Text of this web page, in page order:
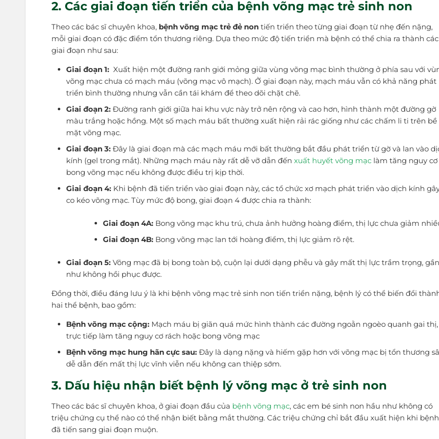
2. Các giai đoạn tiến triển của bệnh võng mạc trẻ sinh non
Theo các bác sĩ chuyên khoa, bệnh võng mạc trẻ đẻ non tiến triển theo từng giai đoạn từ nhẹ đến nặng,
mỗi giai đoạn có đặc điểm tổn thương riêng. Dựa theo mức độ tiến triển mà bệnh có thể chia ra thành các
giai đoạn như sau:
Giai đoạn 1:Xuất hiện một đường ranh giới mỏng giữa vùng võng mạc bình thường ở phía sau với
võng mạc chưa có mạch máu (võng mạc vô mạch). Ở giai đoạn này, mạch máu vẫn có khả năng phát
triển bình thường nhưng vẫn cần tái khám để theo dõi chặt chẽ.
Giai đoạn 2:Đường ranh giới giữa hai khu vực này trở nên rộng và cao hơn, hình thành một đường gờ
màu trắng hoặc hồng. Một số mạch máu bất thường xuất hiện rải rác giống như các chấm li ti trên bề
mặt võng mạc.
Giai đoạn 3:Đây là giai đoạn mà các mạch máu mới bất thường bắt đầu phát triển từ gờ và lan vào
kính (gel trong mắt). Những mạch máu này rất dễ vỡ dẫn đến xuất huyết võng mạclàm tăng nguy cơ
bong võng mạc nếu không được điều trị kịp thời.
Giai đoạn 4:Khi bệnh đã tiến triển vào giai đoạn này, các tổ chức xơ mạch phát triển vào dịch kính
co kéo võng mạc. Tùy mức độ bong, giai đoạn 4 được chia ra thành:
Giai đoạn 4A: Bong võng mạc khu trú, chưa ảnh hưởng hoàng điểm, thị lực chưa giảm
Giai đoạn 4B: Bong võng mạc lan tới hoàng điểm, thị lực giảm rõ rệt.
Giai đoạn 5:Võng mạc đã bị bong toàn bộ, cuộn lại dưới dạng phễu và gây mất thị lực trầm trọng, gần
như không hồi phục được.
Đồng thời, điều đáng lưu ý là khi bệnh võng mạc trẻ sinh non tiến triển nặng, bệnh lý có thể biến đổi
hai thể bệnh, bao gồm:
Bệnh võng mạc cộng:Mạch máu bị giãn quá mức hình thành các đường ngoằn ngoèo quanh gai thị,
trực tiếp làm tăng nguy cơ rách hoặc bong võng mạc
Bệnh võng mạc hung hãn cực sau:Đây là dạng nặng và hiếm gặp hơn với võng mạc bị tổn thương
dễ dẫn đến mất thị lực vĩnh viễn nếu không can thiệp sớm.
3. Dấu hiệu nhận biết bệnh lý võng mạc ở trẻ sinh non
Theo các bác sĩ chuyên khoa, ở giai đoạn đầu của bệnh võng mạc, các em bé sinh non hầu như không có
triệu chứng cụ thể nào có thể nhận biết bằng mắt thường. Các triệu chứng chỉ bắt đầu xuất hiện khi bệnh
đã tiến sang giai đoạn muộn.